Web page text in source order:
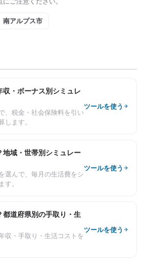
南アルプス市
・ボーナス別シミュレ
、税金・社会保険料を引い
します。
ツールを使う
地域・世帯別シミュレー
選んで、毎月の生活費をシ
。
ツールを使う
都道府県別の手取り・生
収・手取り・生活コストを
ツールを使う